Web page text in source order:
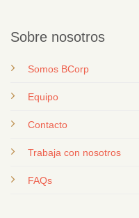
Sobre nosotros
Somos BCorp
Equipo
Contacto
Trabaja con nosotros
FAQs